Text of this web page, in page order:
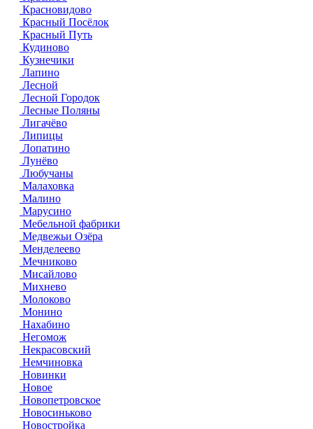
Красновидово
Красный Посёлок
Красный Путь
Кудиново
Кузнечики
Лапино
Лесной
Лесной Городок
Лесные Поляны
Лигачёво
Липицы
Лопатино
Лунёво
Любучаны
Малаховка
Малино
Марусино
Мебельной фабрики
Медвежьи Озёра
Менделеево
Мечниково
Мисайлово
Михнево
Молоково
Монино
Нахабино
Негомож
Некрасовский
Немчиновка
Новинки
Новое
Новопетровское
Новосиньково
Новостройка